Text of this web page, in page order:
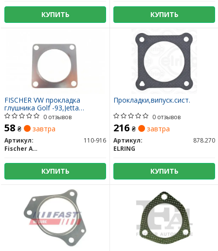
КУПИТЬ КУПИТЬ
FISCHER VW прокладка
глушника Golf -93,Jetta
-91,Passat -93,Vento -93,T2
AUDI
0 отзывов
58 ₴ завтра
Артикул:
110-916
Fischer Automotive One (FA1)
КУПИТЬ
Прокладки,випуск.сист.
0 отзывов
216 ₴ завтра
Артикул:
878.270
ELRING
КУПИТЬ